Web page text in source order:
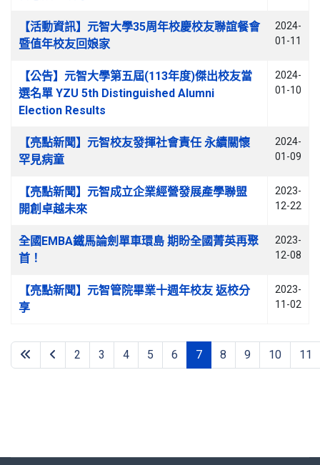
【活動資訊】元智大學35周年校慶校友聯誼餐會
暨值年校友回娘家
2024-
01-11
【公告】元智大學第五屆(113年度)傑出校友當
選名單 YZU 5th Distinguished Alumni
Election Results
2024-
01-10
【亮點新聞】元智校友發揮社會責任 永續關懷
罕見病童
2024-
01-09
【亮點新聞】元智成立企業經營發展產學聯盟
開創卓越未來
2023-
12-22
全國EMBA鐵馬論劍單車環島 期盼全國菁英再聚
首！
2023-
12-08
【亮點新聞】元智管院畢業十週年校友 返校分
享
2023-
11-02
第 7 頁，共 24 頁
2 3 4 5 6 7 8 9 10 11